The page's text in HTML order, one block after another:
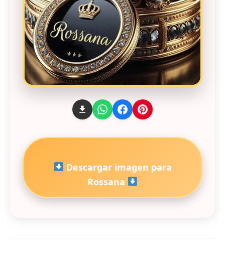
Descargar imagen para
Rossana